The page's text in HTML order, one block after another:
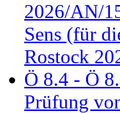
2026/AN/
Sens (für
Rostock
Ö 8.4 - Ö
Prüfung